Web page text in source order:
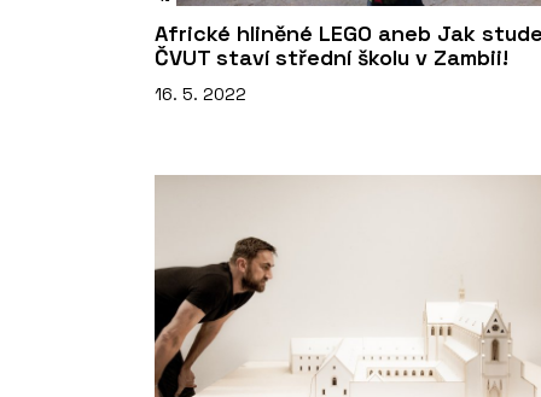
Africké hliněné LEGO aneb Jak
ČVUT staví střední školu v Zambii!
16. 5. 2022